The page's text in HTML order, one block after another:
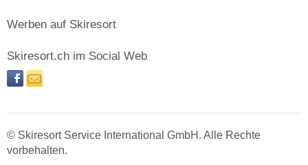
Werben auf Skiresort
Skiresort.ch im Social Web
facebooknewsletter
© Skiresort Service International GmbH. Alle Rechte
vorbehalten.